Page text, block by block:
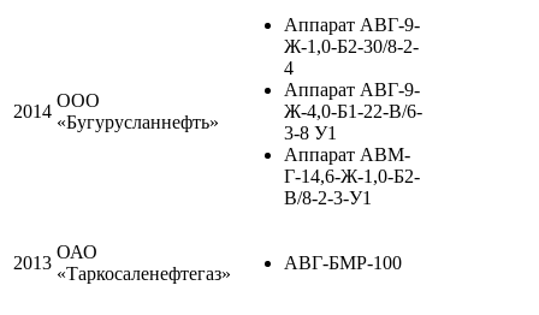
2014
ООО
«Бугурусланнефть»
Аппарат АВГ-9-
Ж-1,0-Б2-30/8-2-
4
Аппарат АВГ-9-
Ж-4,0-Б1-22-В/6-
3-8 У1
Аппарат АВМ-
Г-14,6-Ж-1,0-Б2-
В/8-2-3-У1
2013
ОАО
«Таркосаленефтегаз»
АВГ-БМР-100